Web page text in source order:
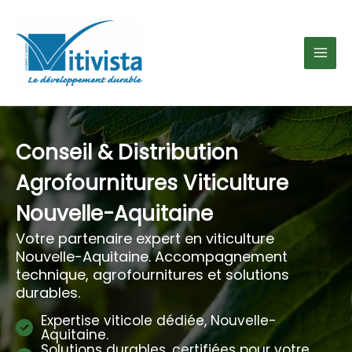
contenu
Conseil & Distribution
Agrofournitures Viticulture
Nouvelle-Aquitaine
Votre partenaire expert en viticulture
Nouvelle-Aquitaine. Accompagnement
technique, agrofournitures et solutions
durables.
Expertise viticole dédiée, Nouvelle-
Aquitaine.